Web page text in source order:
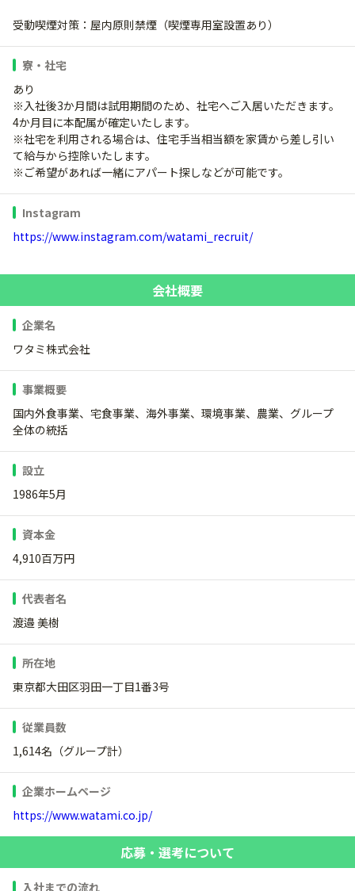
受動喫煙対策：屋内原則禁煙（喫煙専用室設置あり）
寮・社宅
あり
※入社後3か月間は試用期間のため、社宅へご入居いただきます。
4か月目に本配属が確定いたします。
※社宅を利用される場合は、住宅手当相当額を家賃から差し引い
て給与から控除いたします。
※ご希望があれば一緒にアパート探しなどが可能です。
Instagram
https://www.instagram.com/watami_recruit/
会社概要
企業名
ワタミ株式会社
事業概要
国内外食事業、宅食事業、海外事業、環境事業、農業、グループ
全体の統括
設立
1986年5月
資本金
4,910百万円
代表者名
渡邉 美樹
所在地
東京都大田区羽田一丁目1番3号
従業員数
1,614名（グループ計）
企業ホームページ
https://www.watami.co.jp/
応募・選考について
入社までの流れ